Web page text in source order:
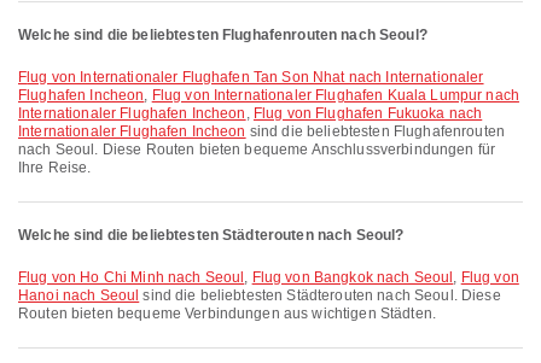
Welche sind die beliebtesten Flughafenrouten nach Seoul?
Flug von Internationaler Flughafen Tan Son Nhat nach Internationaler
Flughafen Incheon, Flug von Internationaler Flughafen Kuala Lumpur nach
Internationaler Flughafen Incheon , Flug von Flughafen Fukuoka nach
Internationaler Flughafen Incheon sind die beliebtesten Flughafenrouten
nach Seoul. Diese Routen bieten bequeme Anschlussverbindungen für
Ihre Reise.
Welche sind die beliebtesten Städterouten nach Seoul?
Flug von Ho Chi Minh nach Seoul , Flug von Bangkok nach Seoul , Flug von
Hanoi nach Seoul sind die beliebtesten Städterouten nach Seoul. Diese
Routen bieten bequeme Verbindungen aus wichtigen Städten.